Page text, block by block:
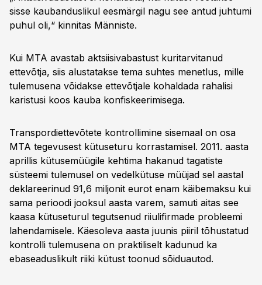
sisse kaubanduslikul eesmärgil nagu see antud juhtumi
puhul oli,“ kinnitas Männiste.
Kui MTA avastab aktsiisivabastust kuritarvitanud
ettevõtja, siis alustatakse tema suhtes menetlus, mille
tulemusena võidakse ettevõtjale kohaldada rahalisi
karistusi koos kauba konfiskeerimisega.
Transpordiettevõtete kontrollimine sisemaal on osa
MTA tegevusest kütuseturu korrastamisel. 2011. aasta
aprillis kütusemüügile kehtima hakanud tagatiste
süsteemi tulemusel on vedelkütuse müüjad sel aastal
deklareerinud 91,6 miljonit eurot enam käibemaksu kui
sama perioodi jooksul aasta varem, samuti aitas see
kaasa kütuseturul tegutsenud riiulifirmade probleemi
lahendamisele. Käesoleva aasta juunis piiril tõhustatud
kontrolli tulemusena on praktiliselt kadunud ka
ebaseaduslikult riiki kütust toonud sõiduautod.